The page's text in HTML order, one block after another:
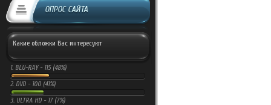
ОПРОС САЙТА
Какие обложки Вас интересуют
1. BLU-RAY - 115 (48%)
2. DVD - 100 (41%)
3. ULTRA HD - 17 (7%)